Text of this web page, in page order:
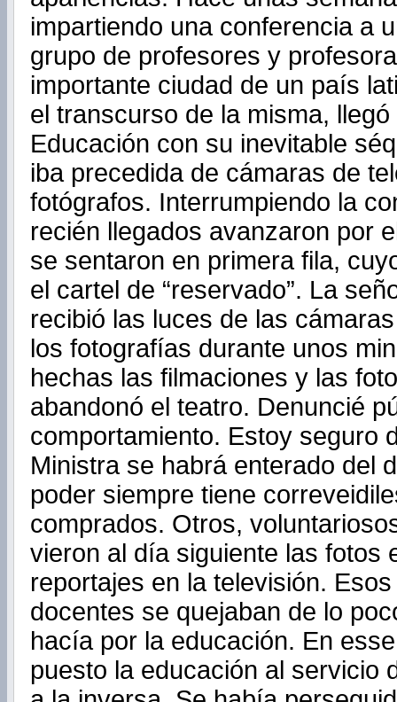
impartiendo una conferencia a
grupo de profesores y
importante ciudad de un país
el transcurso de la misma,
Educación con su inevitable
iba precedida de cámaras de
fotógrafos. Interrumpiendo la
recién llegados avanzaron por
se sentaron en primera fila,
el cartel de “reservado”. La
recibió las luces de las
los fotografías durante unos
hechas las filmaciones y las
abandonó el teatro. Denuncié
comportamiento. Estoy seguro
Ministra se habrá enterado del
poder siempre tiene
comprados. Otros,
vieron al día siguiente las fotos
reportajes en la televisión.
docentes se quejaban de lo
hacía por la educación. En
puesto la educación al servicio